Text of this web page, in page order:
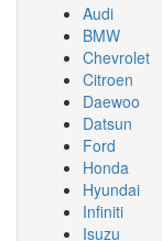
Audi
BMW
Chevrolet
Citroen
Daewoo
Datsun
Ford
Honda
Hyundai
Infiniti
Isuzu